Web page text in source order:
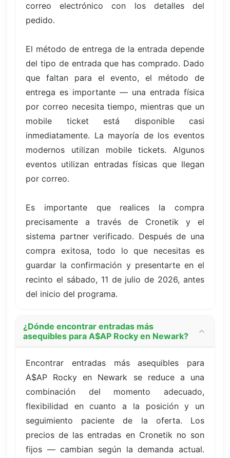
correo electrónico con los detalles del
pedido.
El método de entrega de la entrada depende
del tipo de entrada que has comprado. Dado
que faltan para el evento, el método de
entrega es importante — una entrada física
por correo necesita tiempo, mientras que un
mobile ticket está disponible casi
inmediatamente. La mayoría de los eventos
modernos utilizan mobile tickets. Algunos
eventos utilizan entradas físicas que llegan
por correo.
Es importante que realices la compra
precisamente a través de Cronetik y el
sistema partner verificado. Después de una
compra exitosa, todo lo que necesitas es
guardar la confirmación y presentarte en el
recinto el sábado, 11 de julio de 2026, antes
del inicio del programa.
¿Dónde encontrar entradas más
asequibles para A$AP Rocky en Newark?
Encontrar entradas más asequibles para
A$AP Rocky en Newark se reduce a una
combinación del momento adecuado,
flexibilidad en cuanto a la posición y un
seguimiento paciente de la oferta. Los
precios de las entradas en Cronetik no son
fijos — cambian según la demanda actual.